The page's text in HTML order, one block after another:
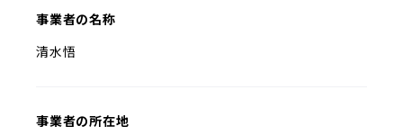
事業者の名称
清水悟
事業者の所在地